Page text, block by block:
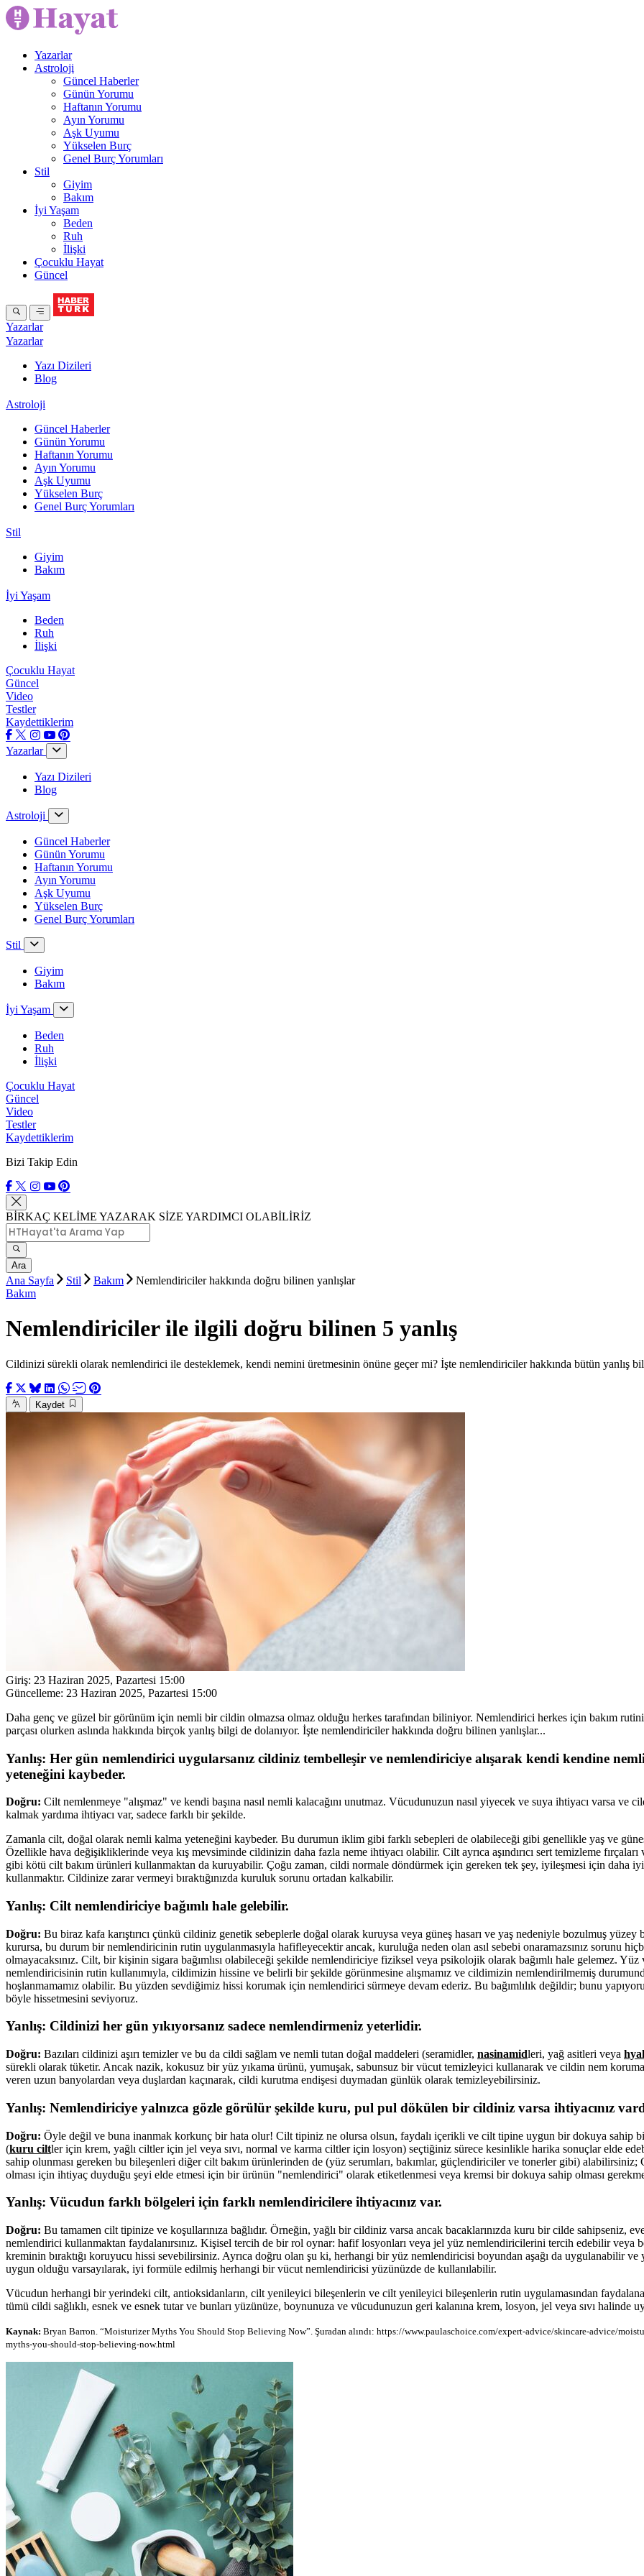
Yazarlar
Astroloji
Güncel Haberler
Günün Yorumu
Haftanın Yorumu
Ayın Yorumu
Aşk Uyumu
Yükselen Burç
Genel Burç Yorumları
Stil
Giyim
Bakım
İyi Yaşam
Beden
Ruh
İlişki
Çocuklu Hayat
Güncel
Yazarlar
Yazarlar
Yazı Dizileri
Blog
Astroloji
Güncel Haberler
Günün Yorumu
Haftanın Yorumu
Ayın Yorumu
Aşk Uyumu
Yükselen Burç
Genel Burç Yorumları
Stil
Giyim
Bakım
İyi Yaşam
Beden
Ruh
İlişki
Çocuklu Hayat
Güncel
Video
Testler
Kaydettiklerim
Yazarlar
Yazı Dizileri
Blog
Astroloji
Güncel Haberler
Günün Yorumu
Haftanın Yorumu
Ayın Yorumu
Aşk Uyumu
Yükselen Burç
Genel Burç Yorumları
Stil
Giyim
Bakım
İyi Yaşam
Beden
Ruh
İlişki
Çocuklu Hayat
Güncel
Video
Testler
Kaydettiklerim
Bizi Takip Edin
BİRKAÇ KELİME YAZARAK SİZE YARDIMCI OLABİLİRİZ
Ara
Ana Sayfa Stil Bakım
Nemlendiriciler hakkında doğru bilinen yanlışlar
Bakım
Nemlendiriciler ile ilgili doğru bilinen 5 yanlış
Cildinizi sürekli olarak nemlendirici ile desteklemek, kendi nemini üretmesinin önüne geçer mi? İşte nemlendiriciler hakkında bütün yanlış
Kaydet
Giriş: 23 Haziran 2025, Pazartesi 15:00
Güncelleme: 23 Haziran 2025, Pazartesi 15:00
Daha genç ve güzel bir görünüm için nemli bir cildin olmazsa olmaz olduğu herkes tarafından biliniyor. Nemlendirici herkes için bakım
parçası olurken aslında hakkında birçok yanlış bilgi de dolanıyor. İşte nemlendiriciler hakkında doğru bilinen yanlışlar...
Yanlış: Her gün nemlendirici uygularsanız cildiniz tembelleşir ve nemlendiriciye alışarak kendi kendine
yeteneğini kaybeder.
Doğru: Cilt nemlenmeye "alışmaz" ve kendi başına nasıl nemli kalacağını unutmaz. Vücudunuzun nasıl yiyecek ve suya ihtiyacı varsa ve
kalmak yardıma ihtiyacı var, sadece farklı bir şekilde.
Zamanla cilt, doğal olarak nemli kalma yeteneğini kaybeder. Bu durumun iklim gibi farklı sebepleri de olabileceği gibi genellikle yaş ve
Özellikle hava değişikliklerinde veya kış mevsiminde cildinizin daha fazla neme ihtiyacı olabilir. Cilt ayrıca aşındırıcı sert temizleme
gibi kötü cilt bakım ürünleri kullanmaktan da kuruyabilir. Çoğu zaman, cildi normale döndürmek için gereken tek şey, iyileşmesi için daha
kullanmaktır. Cildinize zarar vermeyi bıraktığınızda kuruluk sorunu ortadan kalkabilir.
Yanlış: Cilt nemlendiriciye bağımlı hale gelebilir.
Doğru: Bu biraz kafa karıştırıcı çünkü cildiniz genetik sebeplerle doğal olarak kuruysa veya güneş hasarı ve yaş nedeniyle bozulmuş yüzey
kurursa, bu durum bir nemlendiricinin rutin uygulanmasıyla hafifleyecektir ancak, kuruluğa neden olan asıl sebebi onaramazsınız sorunu
olmayacaksınız. Cilt, bir kişinin sigara bağımlısı olabileceği şekilde nemlendiriciye fiziksel veya psikolojik olarak bağımlı hale gelemez. Yüz
nemlendiricisinin rutin kullanımıyla, cildimizin hissine ve belirli bir şekilde görünmesine alışmamız ve cildimizin nemlendirilmemiş
hoşlanmamamız olabilir. Bu yüzden sevdiğimiz hissi korumak için nemlendirici sürmeye devam ederiz. Bu bağımlılık değildir; bunu
böyle hissetmesini seviyoruz.
Yanlış: Cildinizi her gün yıkıyorsanız sadece nemlendirmeniz yeterlidir.
Doğru: Bazıları cildinizi aşırı temizler ve bu da cildi sağlam ve nemli tutan doğal maddeleri (seramidler, nasinamidleri, yağ asitleri veya
sürekli olarak tüketir. Ancak nazik, kokusuz bir yüz yıkama ürünü, yumuşak, sabunsuz bir vücut temizleyici kullanarak ve cildin nem
veren uzun banyolardan veya duşlardan kaçınarak, cildi kurutma endişesi duymadan günlük olarak temizleyebilirsiniz.
Yanlış: Nemlendiriciye yalnızca gözle görülür şekilde kuru, pul pul dökülen bir cildiniz varsa ihtiyacınız
Doğru: Öyle değil ve buna inanmak korkunç bir hata olur! Cilt tipiniz ne olursa olsun, faydalı içerikli ve cilt tipine uygun bir dokuya sahip
(kuru ciltler için krem, yağlı ciltler için jel veya sıvı, normal ve karma ciltler için losyon) seçtiğiniz sürece kesinlikle harika sonuçlar elde
sahip olunması gereken bu bileşenleri diğer cilt bakım ürünlerinden de (yüz serumları, bakımlar, güçlendiriciler ve tonerler gibi) alabilirsiniz;
olması için ihtiyaç duyduğu şeyi elde etmesi için bir ürünün "nemlendirici" olarak etiketlenmesi veya kremsi bir dokuya sahip olması
Yanlış: Vücudun farklı bölgeleri için farklı nemlendiricilere ihtiyacınız var.
Doğru: Bu tamamen cilt tipinize ve koşullarınıza bağlıdır. Örneğin, yağlı bir cildiniz varsa ancak bacaklarınızda kuru bir cilde sahipseniz,
nemlendirici kullanmaktan faydalanırsınız. Kişisel tercih de bir rol oynar: hafif losyonları veya jel yüz nemlendiricilerini tercih edebilir veya
kreminin bıraktığı koruyucu hissi sevebilirsiniz. Ayrıca doğru olan şu ki, herhangi bir yüz nemlendiricisi boyundan aşağı da uygulanabilir
uygun olduğu varsayılarak, iyi formüle edilmiş herhangi bir vücut nemlendiricisi yüzünüzde de kullanılabilir.
Vücudun herhangi bir yerindeki cilt, antioksidanların, cilt yenileyici bileşenlerin ve cilt yenileyici bileşenlerin rutin uygulamasından
tümü cildi sağlıklı, esnek ve esnek tutar ve bunları yüzünüze, boynunuza ve vücudunuzun geri kalanına krem, losyon, jel veya sıvı halinde
Kaynak: Bryan Barron. “Moisturizer Myths You Should Stop Believing Now”. Şuradan alındı: https://www.paulaschoice.com/expert-advice/skincare-advice/
myths-you-should-stop-believing-now.html